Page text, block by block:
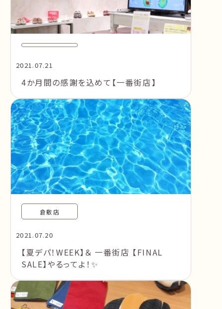
2021.07.21
4か月間の感謝を込めて【一番街店】
倉敷店
2021.07.20
【夏デパ！WEEK】＆ 一番街店 【FINAL
SALE】やるってよ！✨